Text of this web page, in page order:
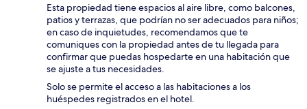
Esta propiedad tiene espacios al aire libre, como balcones,
patios y terrazas, que podrían no ser adecuados para niños;
en caso de inquietudes, recomendamos que te
comuniques con la propiedad antes de tu llegada para
confirmar que puedas hospedarte en una habitación que
se ajuste a tus necesidades.
Solo se permite el acceso a las habitaciones a los
huéspedes registrados en el hotel.